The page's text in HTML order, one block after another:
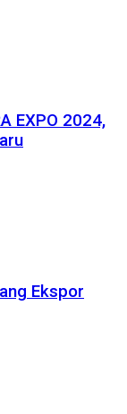
EXPO 2024,
Ekspor